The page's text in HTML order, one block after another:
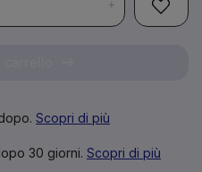
+
Scopri di più
30 giorni. Scopri di più